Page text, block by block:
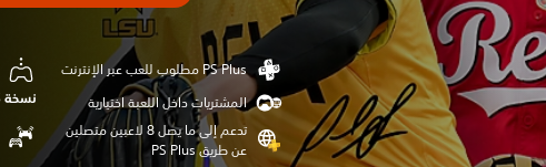
المشتريات داخل اللعبة اختيارية
تدعم إلى ما يصل 8 لاعبين متصلين
عن طريق PS Plus‏
نسخة PS5‏